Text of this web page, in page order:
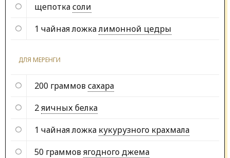
щепоткасоли
1 чайная ложкалимонной цедры
ДЛЯ МЕРЕНГИ
200 граммовсахара
2яичных белка
1 чайная ложка кукурузного крахмала
50 граммовягодного джема